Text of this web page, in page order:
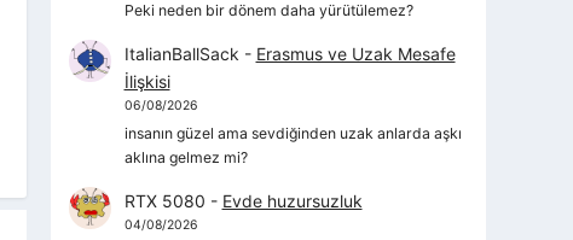
Peki neden bir dönem daha yürütülemez?
ItalianBallSack - Erasmus ve Uzak Mesafe
İlişkisi
06/08/2026
insanın güzel ama sevdiğinden uzak anlarda aşkı
aklına gelmez mi?
RTX 5080 - Evde huzursuzluk
04/08/2026